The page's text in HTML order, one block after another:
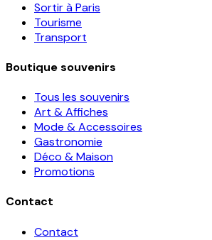
Sortir à Paris
Tourisme
Transport
Boutique souvenirs
Tous les souvenirs
Art & Affiches
Mode & Accessoires
Gastronomie
Déco & Maison
Promotions
Contact
Contact